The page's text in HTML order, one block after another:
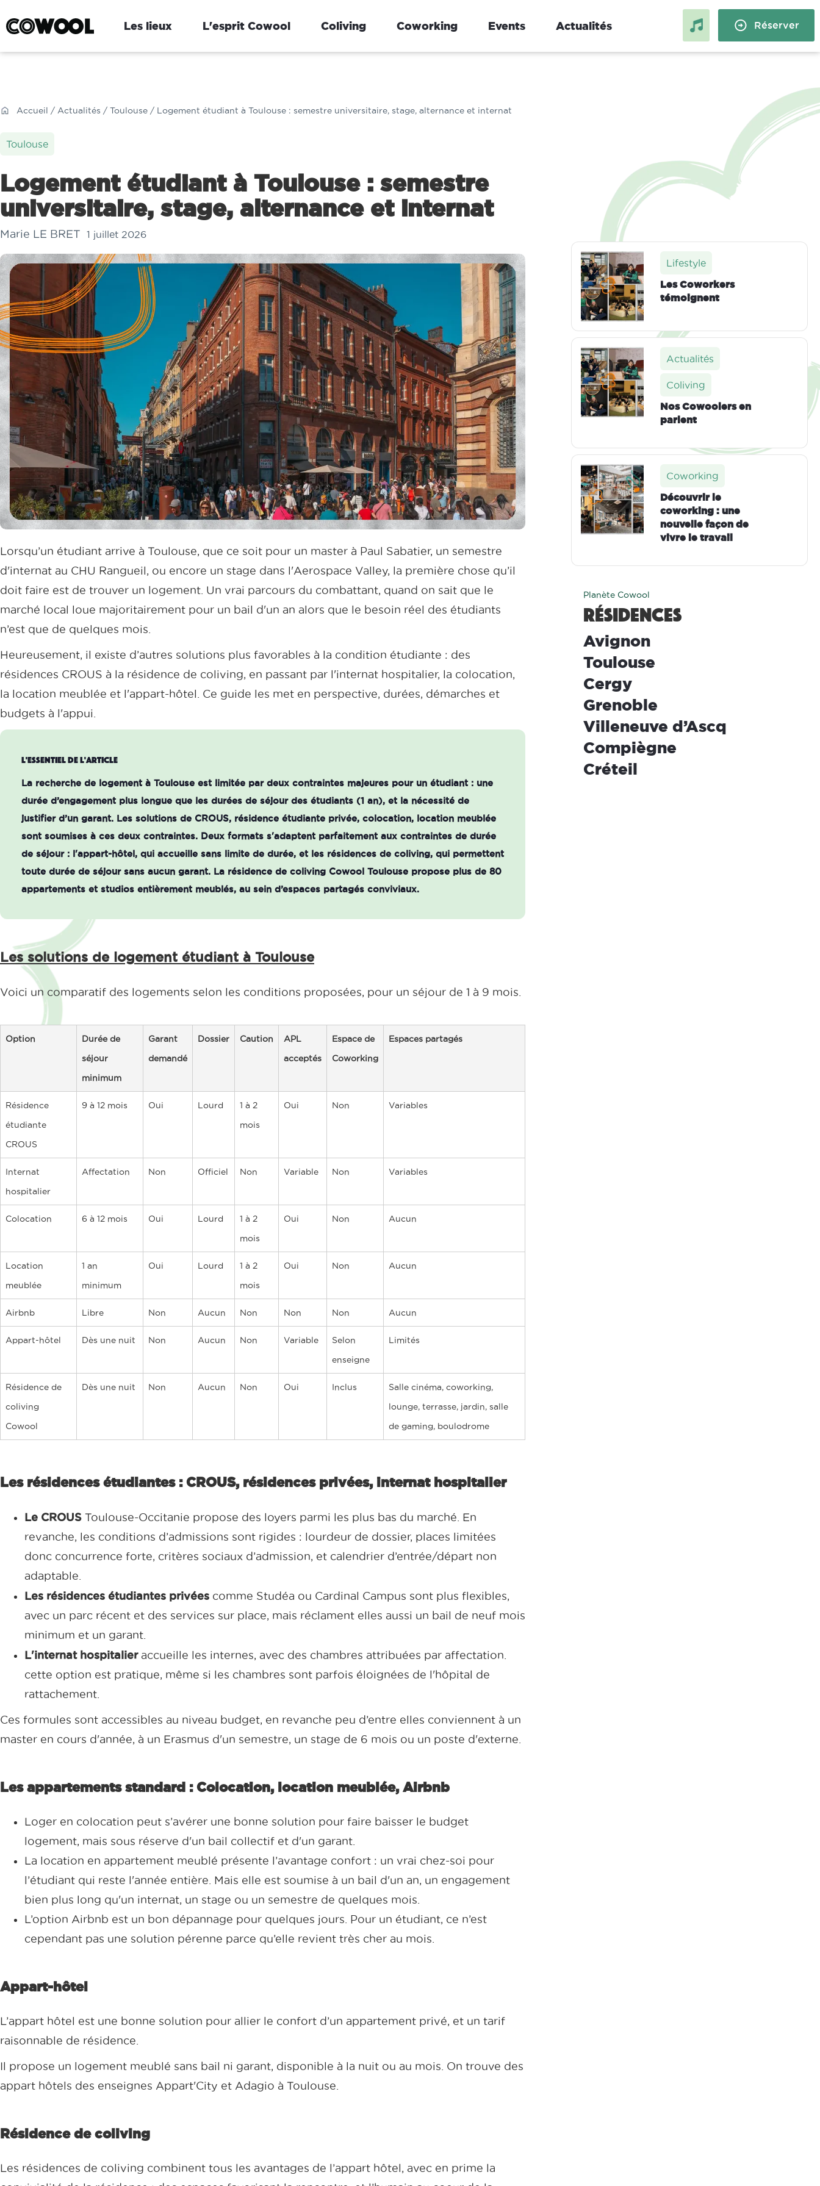
Les lieux L'esprit Cowool Coliving Coworking Events Actualités
Logement étudiant à Lille et
Villeneuve-d’Ascq : stage,
Villeneuve d'Asq
Logement étudiant à Grenoble :
semestre universitaire et stage
Grenoble
Logement étudiant à
Compiègne : stage, alternance
et échange
Compiègne
Réserver
Accueil / Actualités / Toulouse / Logement étudiant à Toulouse : semestre universitaire, stage, alternance et internat
Toulouse
Logement étudiant à Toulouse : semestre
universitaire, stage, alternance et internat
Marie LE BRET 1 juillet 2026
Lorsqu’un étudiant arrive à Toulouse, que ce soit pour un master à Paul Sabatier, un semestre
d'internat au CHU Rangueil, ou encore un stage dans l'Aerospace Valley, la première chose qu’il
doit faire est de trouver un logement. Un vrai parcours du combattant, quand on sait que le
marché local loue majoritairement pour un bail d'un an alors que le besoin réel des étudiants
n’est que de quelques mois.
Heureusement, il existe d’autres solutions plus favorables à la condition étudiante : des
résidences CROUS à la résidence de coliving, en passant par l'internat hospitalier, la colocation,
la location meublée et l'appart-hôtel. Ce guide les met en perspective, durées, démarches et
budgets à l'appui.
L'essentiel de l'article
La recherche de logement à Toulouse est limitée par deux contraintes majeures pour un étudiant : une
durée d’engagement plus longue que les durées de séjour des étudiants (1 an), et la nécessité de
justifier d’un garant. Les solutions de CROUS, résidence étudiante privée, colocation, location meublée
sont soumises à ces deux contraintes. Deux formats s'adaptent parfaitement aux contraintes de durée
de séjour : l'appart-hôtel, qui accueille sans limite de durée, et les résidences de coliving, qui permettent
toute durée de séjour sans aucun garant. La résidence de coliving Cowool Toulouse propose plus de 80
appartements et studios entièrement meublés, au sein d’espaces partagés conviviaux.
Les solutions de logement étudiant à Toulouse
Voici un comparatif des logements selon les conditions proposées, pour un séjour de 1 à 9 mois.
Option
Durée de
séjour
minimum
Garant
demandé
Dossier Caution
APL
acceptés
Espace de
Coworking
Espaces partagés
Résidence
étudiante
CROUS
9 à 12 mois Oui Lourd
1 à 2
mois
Oui Non Variables
Internat
hospitalier
Affectation Non Officiel Non Variable Non Variables
Colocation 6 à 12 mois Oui Lourd
1 à 2
mois
Oui Non Aucun
Location
meublée
1 an
minimum
Oui Lourd
1 à 2
mois
Oui Non Aucun
Airbnb Libre Non Aucun Non Non Non Aucun
Appart-hôtel Dès une nuit Non Aucun Non Variable
Selon
enseigne
Limités
Résidence de
coliving
Cowool
Dès une nuit Non Aucun Non Oui Inclus
Salle cinéma, coworking,
lounge, terrasse, jardin, salle
de gaming, boulodrome
Les résidences étudiantes : CROUS, résidences privées, internat hospitalier
Le CROUS Toulouse-Occitanie propose des loyers parmi les plus bas du marché. En
revanche, les conditions d’admissions sont rigides : lourdeur de dossier, places limitées
donc concurrence forte, critères sociaux d’admission, et calendrier d’entrée/départ non
adaptable.
Les résidences étudiantes privées comme Studéa ou Cardinal Campus sont plus flexibles,
avec un parc récent et des services sur place, mais réclament elles aussi un bail de neuf mois
minimum et un garant.
L'internat hospitalieraccueille les internes, avec des chambres attribuées par affectation.
cette option est pratique, même si les chambres sont parfois éloignées de l'hôpital de
rattachement.
Ces formules sont accessibles au niveau budget, en revanche peu d’entre elles conviennent à un
master en cours d'année, à un Erasmus d'un semestre, un stage de 6 mois ou un poste d'externe.
Les appartements standard : Colocation, location meublée, Airbnb
Loger en colocation peut s’avérer une bonne solution pour faire baisser le budget
logement, mais sous réserve d'un bail collectif et d'un garant.
La location en appartement meublé présente l’avantage confort : un vrai chez-soi pour
l’étudiant qui reste l'année entière. Mais elle est soumise à un bail d'un an, un engagement
bien plus long qu'un internat, un stage ou un semestre de quelques mois.
L’option Airbnb est un bon dépannage pour quelques jours. Pour un étudiant, ce n’est
cependant pas une solution pérenne parce qu’elle revient très cher au mois.
Appart-hôtel
L’appart hôtel est une bonne solution pour allier le confort d’un appartement privé, et un tarif
raisonnable de résidence.
Il propose un logement meublé sans bail ni garant, disponible à la nuit ou au mois. On trouve des
appart hôtels des enseignes Appart'City et Adagio à Toulouse.
Résidence de coliving
Les résidences de coliving combinent tous les avantages de l’appart hôtel, avec en prime la
Lifestyle
Les Coworkers
témoignent
Actualités
Coliving
Nos Cowoolers en
parlent
Coworking
Découvrir le
coworking : une
nouvelle façon de
vivre le travail
Planète Cowool
Résidences
Cowool Avignon
Cowool Toulouse
Cowool Cergy
Cowool Grenoble
Cowool Villeneuve d’Ascq
Cowool Compiègne
Cowool Créteil